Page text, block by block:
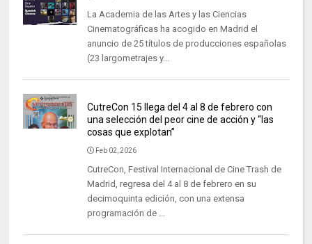
La Academia de las Artes y las Ciencias
Cinematográficas ha acogido en Madrid el
anuncio de 25 títulos de producciones españolas
(23 largometrajes y...
CutreCon 15 llega del 4 al 8 de febrero con
una selección del peor cine de acción y “las
cosas que explotan”
Feb 02, 2026
CutreCon, Festival Internacional de Cine Trash de
Madrid, regresa del 4 al 8 de febrero en su
decimoquinta edición, con una extensa
programación de ...